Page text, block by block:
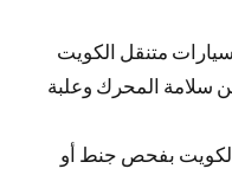
متنقل الكويت
سلامة المحرك وعلبة
بفحص جنط أو